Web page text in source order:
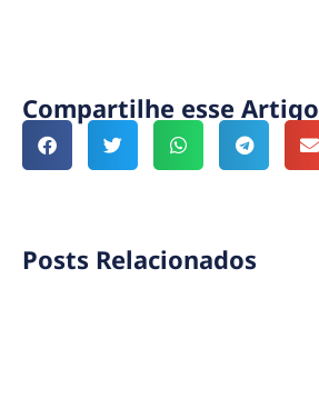
Compartilhe esse Artigo
Posts Relacionados